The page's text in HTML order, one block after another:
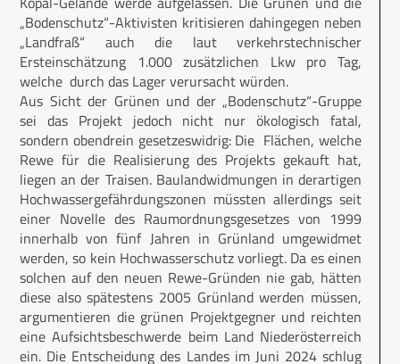
„Bodenschutz“-Aktivisten kritisieren dahingegen neben
„Landfraß“ auch die laut verkehrstechnischer
Ersteinschätzung 1.000 zusätzlichen Lkw pro Tag,
welche durch das Lager verursacht würden.
Aus Sicht der Grünen und der „Bodenschutz“-Gruppe
sei das Projekt jedoch nicht nur ökologisch fatal,
sondern obendrein gesetzeswidrig: Die Flächen, welche
Rewe für die Realisierung des Projekts gekauft hat,
liegen an der Traisen. Baulandwidmungen in derartigen
Hochwassergefährdungszonen müssten allerdings seit
einer Novelle des Raumordnungsgesetzes von 1999
innerhalb von fünf Jahren in Grünland umgewidmet
werden, so kein Hochwasserschutz vorliegt. Da es einen
solchen auf den neuen Rewe-Gründen nie gab, hätten
diese also spätestens 2005 Grünland werden müssen,
argumentieren die grünen Projektgegner und reichten
eine Aufsichtsbeschwerde beim Land Niederösterreich
ein. Die Entscheidung des Landes im Juni 2024 schlug